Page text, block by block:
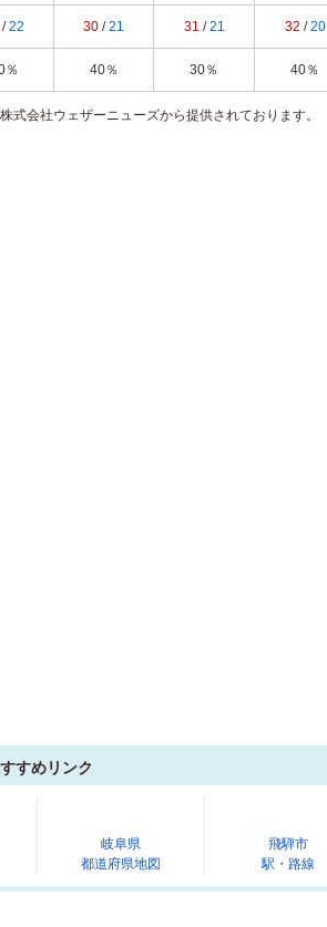
/22 30 /21 31 /21 32 /20
％ 40％ 30％ 40％
式会社ウェザーニューズから提供されております。
すめリンク
岐阜県
都道府県地図
飛騨市
駅・路線